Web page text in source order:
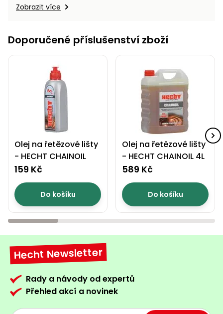
startovat, provádět pravidelnou údržbu, měnit
spolehlivější než poměrně složitý spalovací
motor. U běžného elektrického stroje je ale…
Zobrazit více
Doporučené příslušenství zboží
Olej na řetězové lišty
- HECHT CHAINOIL
159 Kč
Do košíku
Olej na řetězové lišty
- HECHT CHAINOIL 4L
589 Kč
Do košíku
Hecht Newsletter
Rady a návody od expertů
Přehled akcí a novinek